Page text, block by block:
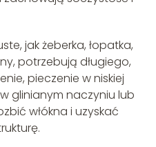
jak żeberka, łopatka,
potrzebują długiego,
pieczenie w niskiej
glinianym naczyniu lub
włókna i uzyskać